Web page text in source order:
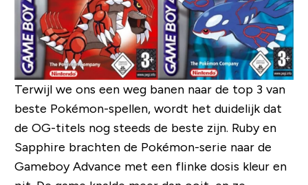
Terwijl we ons een weg banen naar de top 3 van
beste Pokémon-spellen, wordt het duidelijk dat
de OG-titels nog steeds de beste zijn. Ruby en
Sapphire brachten de Pokémon-serie naar de
Gameboy Advance met een flinke dosis kleur en